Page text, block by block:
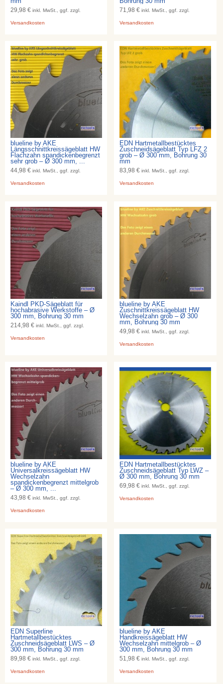
29,98 € inkl. MwSt., ggf. zzgl.
Versandkosten
71,98 €inkl. MwSt., ggf. zzgl.
Versandkosten
blueline by AKE
Längsschnittkreissägeblatt HW
Flachzahn spandickenbegrenzt
sehr grob – Ø 300 mm, ...
44,98 € inkl. MwSt., ggf. zzgl.
Versandkosten
EDN Hartmetallbestücktes
Zuschneidsägeblatt Typ LFZ 2
grob – Ø 300 mm, Bohrung 30
mm
83,98 €inkl. MwSt., ggf. zzgl.
Versandkosten
Kaindl PKD-Sägeblatt für
hochabrasive Werkstoffe – Ø
300 mm, Bohrung 30 mm
214,98 € inkl. MwSt., ggf. zzgl.
Versandkosten
blueline by AKE
Zuschnittkreissägeblatt HW
Wechselzahn grob – Ø 300
mm, Bohrung 30 mm
49,98 €inkl. MwSt., ggf. zzgl.
Versandkosten
blueline by AKE
Universalkreissägeblatt HW
Wechselzahn
spandickenbegrenzt mittelgrob
– Ø 300 mm, ...
43,98 € inkl. MwSt., ggf. zzgl.
Versandkosten
EDN Hartmetallbestücktes
Zuschneidsägeblatt Typ LWZ –
Ø 300 mm, Bohrung 30 mm
69,98 €inkl. MwSt., ggf. zzgl.
Versandkosten
EDN Superline
Hartmetallbestücktes
Zuschneidsägeblatt LWS – Ø
300 mm, Bohrung 30 mm
89,98 € inkl. MwSt., ggf. zzgl.
Versandkosten
blueline by AKE
Handkreissägeblatt HW
Wechselzahn mittelgrob – Ø
300 mm, Bohrung 30 mm
51,98 €inkl. MwSt., ggf. zzgl.
Versandkosten